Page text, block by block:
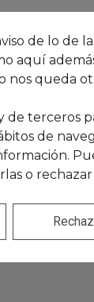
de lo de
aquí
nos queda
de terceros
de
o